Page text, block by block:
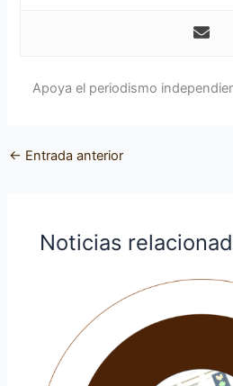
Apoya el periodismo
← Entrada anterior
Noticias